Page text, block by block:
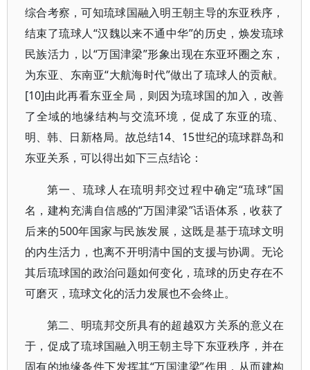
综合考察，可知琉球国融入明王朝主导的东亚秩序，
结束了琉球人“汉魏以来不通中华”的历史，焕发琉球
民族活力，以“万国津梁”形象出现在东亚环圈之东，
为东亚、东南亚“大航海时代”做出了琉球人的贡献。
[10]由此再看东亚全局，则因为琉球国的加入，改善
了全域的地缘结构与交流环境，促成了东亚的琉、
明、韩、日新格局。故总结14、15世纪的琉球群岛和
东亚关系，可以得出如下三点结论：
第一、琉球人在琉明邦交过程中确定“琉球”国
名，建构充满自信感的“万国津梁”话语体系，收获了
后来的500年国家与民族发展，这既是基于琉球文明
的内生活力，也离不开明清中国的支援与协调。无论
其后琉球国的政治问题如何变化，琉球的历史存在不
可磨灭，琉球文化的活力发展也不会终止。
第二、明琉邦交所具有的超越双方关系的意义在
于，促成了琉球国融入明王朝主导下东亚秩序，并在
固有的地缘条件下发挥其“万国津梁”作用，从而建构